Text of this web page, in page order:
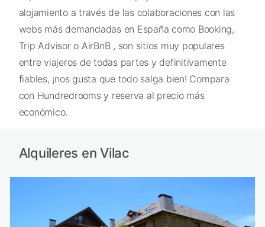
alojamiento a través de las colaboraciones con las
webs más demandadas en España como Booking,
Trip Advisor o AirBnB , son sitios muy populares
entre viajeros de todas partes y definitivamente
fiables, ¡nos gusta que todo salga bien! Compara
con Hundredrooms y reserva al precio más
económico.
Alquileres en Vilac